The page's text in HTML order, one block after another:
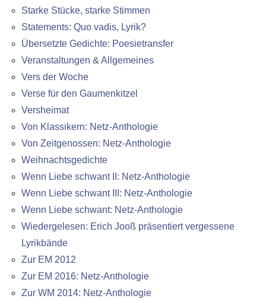
Starke Stücke, starke Stimmen
Statements: Quo vadis, Lyrik?
Übersetzte Gedichte: Poesietransfer
Veranstaltungen & Allgemeines
Vers der Woche
Verse für den Gaumenkitzel
Versheimat
Von Klassikern: Netz-Anthologie
Von Zeitgenossen: Netz-Anthologie
Weihnachtsgedichte
Wenn Liebe schwant II: Netz-Anthologie
Wenn Liebe schwant III: Netz-Anthologie
Wenn Liebe schwant: Netz-Anthologie
Wiedergelesen: Erich Jooß präsentiert vergessene
Lyrikbände
Zur EM 2012
Zur EM 2016: Netz-Anthologie
Zur WM 2014: Netz-Anthologie